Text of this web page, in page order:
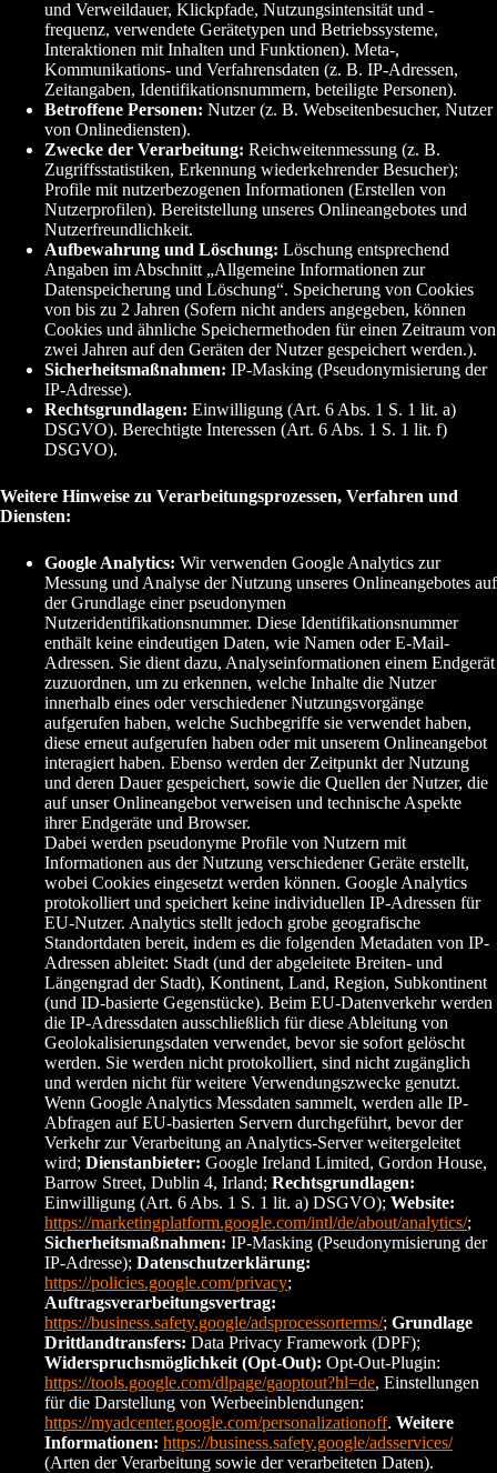
und Verweildauer, Klickpfade, Nutzungsintensität und -
frequenz, verwendete Gerätetypen und Betriebssysteme,
Interaktionen mit Inhalten und Funktionen). Meta-,
Kommunikations- und Verfahrensdaten (z. B. IP-Adressen,
Zeitangaben, Identifikationsnummern, beteiligte Personen).
Betroffene Personen: Nutzer (z. B. Webseitenbesucher, Nutzer
von Onlinediensten).
Zwecke der Verarbeitung: Reichweitenmessung (z. B.
Zugriffsstatistiken, Erkennung wiederkehrender Besucher);
Profile mit nutzerbezogenen Informationen (Erstellen von
Nutzerprofilen). Bereitstellung unseres Onlineangebotes und
Nutzerfreundlichkeit.
Aufbewahrung und Löschung: Löschung entsprechend
Angaben im Abschnitt „Allgemeine Informationen zur
Datenspeicherung und Löschung“. Speicherung von Cookies
von bis zu 2 Jahren (Sofern nicht anders angegeben, können
Cookies und ähnliche Speichermethoden für einen Zeitraum von
zwei Jahren auf den Geräten der Nutzer gespeichert werden.).
Sicherheitsmaßnahmen: IP-Masking (Pseudonymisierung der
IP-Adresse).
Rechtsgrundlagen: Einwilligung (Art. 6 Abs. 1 S. 1 lit. a)
DSGVO). Berechtigte Interessen (Art. 6 Abs. 1 S. 1 lit. f)
DSGVO).
Weitere Hinweise zu Verarbeitungsprozessen, Verfahren und
Diensten:
Google Analytics: Wir verwenden Google Analytics zur
Messung und Analyse der Nutzung unseres Onlineangebotes auf
der Grundlage einer pseudonymen
Nutzeridentifikationsnummer. Diese Identifikationsnummer
enthält keine eindeutigen Daten, wie Namen oder E-Mail-
Adressen. Sie dient dazu, Analyseinformationen einem Endgerät
zuzuordnen, um zu erkennen, welche Inhalte die Nutzer
innerhalb eines oder verschiedener Nutzungsvorgänge
aufgerufen haben, welche Suchbegriffe sie verwendet haben,
diese erneut aufgerufen haben oder mit unserem Onlineangebot
interagiert haben. Ebenso werden der Zeitpunkt der Nutzung
und deren Dauer gespeichert, sowie die Quellen der Nutzer, die
auf unser Onlineangebot verweisen und technische Aspekte
ihrer Endgeräte und Browser.
Dabei werden pseudonyme Profile von Nutzern mit
Informationen aus der Nutzung verschiedener Geräte erstellt,
wobei Cookies eingesetzt werden können. Google Analytics
protokolliert und speichert keine individuellen IP-Adressen für
EU-Nutzer. Analytics stellt jedoch grobe geografische
Standortdaten bereit, indem es die folgenden Metadaten von IP-
Adressen ableitet: Stadt (und der abgeleitete Breiten- und
Längengrad der Stadt), Kontinent, Land, Region, Subkontinent
(und ID-basierte Gegenstücke). Beim EU-Datenverkehr werden
die IP-Adressdaten ausschließlich für diese Ableitung von
Geolokalisierungsdaten verwendet, bevor sie sofort gelöscht
werden. Sie werden nicht protokolliert, sind nicht zugänglich
und werden nicht für weitere Verwendungszwecke genutzt.
Wenn Google Analytics Messdaten sammelt, werden alle IP-
Abfragen auf EU-basierten Servern durchgeführt, bevor der
Verkehr zur Verarbeitung an Analytics-Server weitergeleitet
wird; Dienstanbieter: Google Ireland Limited, Gordon House,
Barrow Street, Dublin 4, Irland; Rechtsgrundlagen:
Einwilligung (Art. 6 Abs. 1 S. 1 lit. a) DSGVO); Website:
https://marketingplatform.google.com/intl/de/about/analytics/;
Sicherheitsmaßnahmen: IP-Masking (Pseudonymisierung der
IP-Adresse); Datenschutzerklärung:
https://policies.google.com/privacy;
Auftragsverarbeitungsvertrag:
https://business.safety.google/adsprocessorterms/; Grundlage
Drittlandtransfers: Data Privacy Framework (DPF);
Widerspruchsmöglichkeit (Opt-Out): Opt-Out-Plugin:
https://tools.google.com/dlpage/gaoptout?hl=de, Einstellungen
für die Darstellung von Werbeeinblendungen:
https://myadcenter.google.com/personalizationoff. Weitere
Informationen: https://business.safety.google/adsservices/
(Arten der Verarbeitung sowie der verarbeiteten Daten).